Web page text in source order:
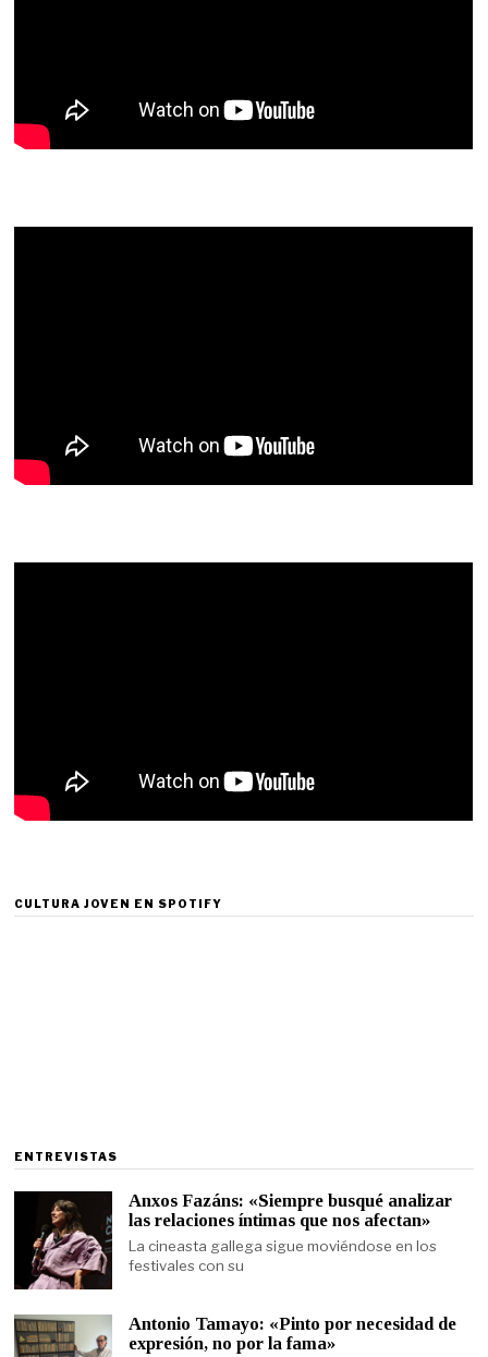
CULTURA JOVEN EN SPOTIFY
ENTREVISTAS
Anxos Fazáns: «Siempre busqué analizar
las relaciones íntimas que nos afectan»
La cineasta gallega sigue moviéndose en los
festivales con su
Antonio Tamayo: «Pinto por necesidad de
expresión, no por la fama»